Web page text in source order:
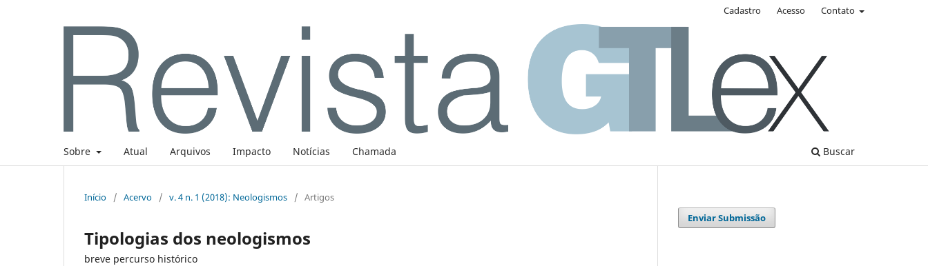
Sobre Atual Arquivos Impacto Notícias Chamada Buscar
Cadastro Acesso Contato
Início / Acervo / v. 4 n. 1 (2018): Neologismos / Artigos
Tipologias dos neologismos
breve percurso histórico
Enviar Submissão